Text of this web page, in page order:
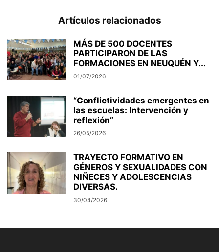
Artículos relacionados
MÁS DE 500 DOCENTES
PARTICIPARON DE LAS
FORMACIONES EN NEUQUÉN Y...
01/07/2026
“Conflictividades emergentes en
las escuelas: Intervención y
reflexión”
26/05/2026
TRAYECTO FORMATIVO EN
GÉNEROS Y SEXUALIDADES CON
NIÑECES Y ADOLESCENCIAS
DIVERSAS.
30/04/2026